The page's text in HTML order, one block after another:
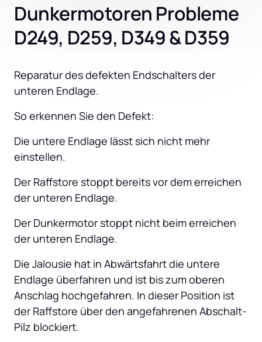
Dunkermotoren Probleme
D249, D259, D349 & D359
Reparatur des defekten Endschalters der
unteren Endlage.
So erkennen Sie den Defekt:
Die untere Endlage lässt sich nicht mehr
einstellen.
Der Raffstore stoppt bereits vor dem erreichen
der unteren Endlage.
Der Dunkermotor stoppt nicht beim erreichen
der unteren Endlage.
Die Jalousie hat in Abwärtsfahrt die untere
Endlage überfahren und ist bis zum oberen
Anschlag hochgefahren. In dieser Position ist
der Raffstore über den angefahrenen Abschalt-
Pilz blockiert.